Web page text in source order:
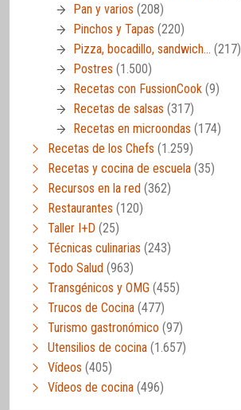
Pan y varios (208)
Pinchos y Tapas (220)
Pizza, bocadillo, sandwich… (217)
Postres (1.500)
Recetas con FussionCook (9)
Recetas de salsas (317)
Recetas en microondas (174)
Recetas de los Chefs (1.259)
Recetas y cocina de escuela (35)
Recursos en la red (362)
Restaurantes (120)
Taller I+D (25)
Técnicas culinarias (243)
Todo Salud (963)
Transgénicos y OMG (455)
Trucos de Cocina (477)
Turismo gastronómico (97)
Utensilios de cocina (1.657)
Vídeos (405)
Vídeos de cocina (496)